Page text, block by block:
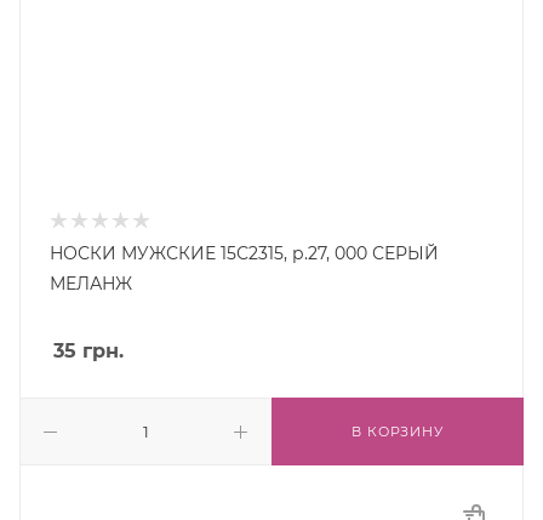
НОСКИ МУЖСКИЕ 15С2315, р.27, 000 СЕРЫЙ
МЕЛАНЖ
35 грн.
В КОРЗИНУ